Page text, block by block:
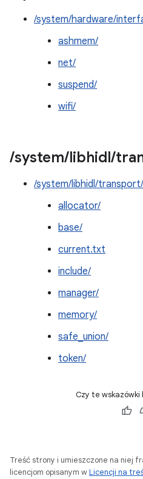
/system/hardware/
ashmem/
net/
suspend/
wifi/
/system/libhidl/
/system/libhidl/transport/
allocator/
base/
current.txt
include/
manager/
memory/
safe_union/
token/
Czy te wskazówki
Treść strony i umieszczone na niej
licencjom opisanym wLicencji na